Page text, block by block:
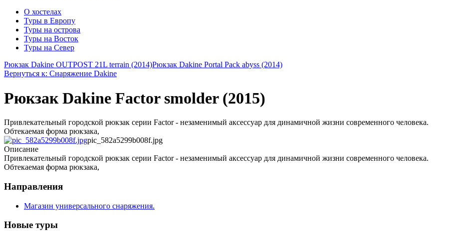
О хостелах
Туры в Европу
Туры на острова
Туры на Восток
Туры на Север
Рюкзак Dakine OUTPOST 21L terrain (2014)Рюкзак Dakine Portal Pack abyss (2014)
Вернуться к: Снаряжение Dakine
Рюкзак Dakine Factor smolder (2015)
Привлекательный городской рюкзак серии Factor - незаменимый аксессуар для динамичной жизни современного человека.
Обтекаемая форма рюкзака,
pic_582a5299b008f.jpg
Описание
Привлекательный городской рюкзак серии Factor - незаменимый аксессуар для динамичной жизни современного человека.
Обтекаемая форма рюкзака,
Направления
Магазин универсального снаряжения.
Новые туры